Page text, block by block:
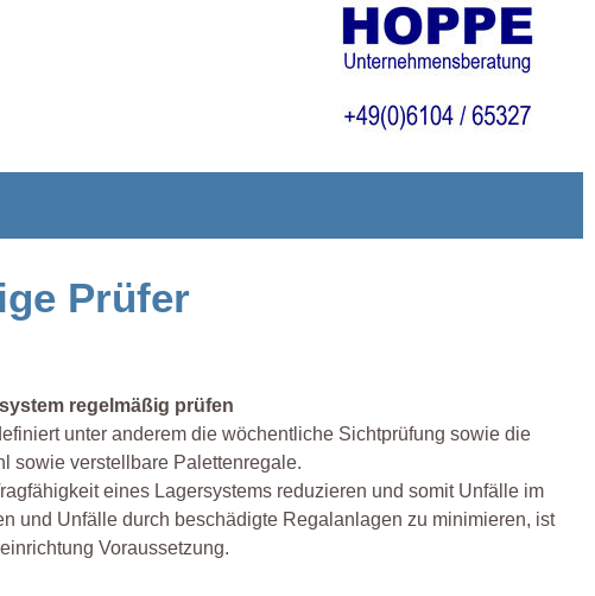
Prüfer
regelmäßig prüfen
unter anderem die wöchentliche Sichtprüfung sowie die
sowie verstellbare Palettenregale.
eines Lagersystems reduzieren und somit Unfälle im
und Unfälle durch beschädigte Regalanlagen zu minimieren, ist
Voraussetzung.